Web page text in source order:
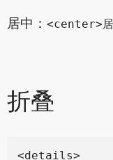
居中： <center>
折叠
<details>